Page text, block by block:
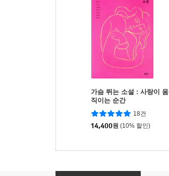
가슴 뛰는 소설 : 사랑이 움
직이는 순간
18건
14,400원 (10% 할인)